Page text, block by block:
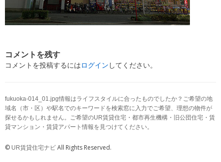
コメントを残す
コメントを投稿するにはログイン してください。
fukuoka-014_01.jpg情報はライフスタイルに合ったものでしたか？ご希望の地
域名（市・区）や駅名でのキーワードを検索窓に入力でご希望、理想の物件が
探せるかもしれません。ご希望のUR賃貸住宅・都市再生機構・旧公団住宅・賃
貸マンション・賃貸アパート情報を見つけてください。
© UR賃貸住宅ナビ All Rights Reserved.